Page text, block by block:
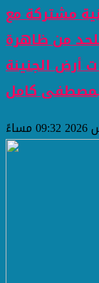
مشتركة مع
من ظاهرة
أرض الجنينة
كامل